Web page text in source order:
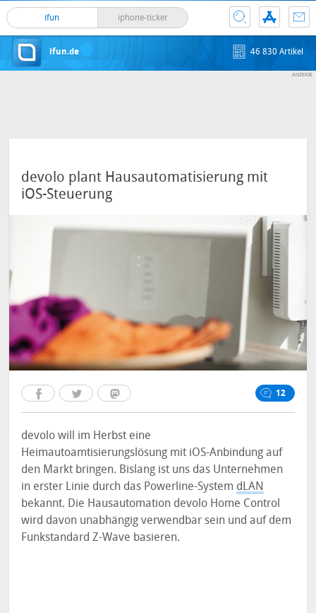
ifun iphone-ticker
ifun.de 46 830 Artikel
devolo plant Hausautomatisierung mit
iOS-Steuerung
12
devolo will im Herbst eine
Heimautoamtisierungslösung mit iOS-Anbindung auf
den Markt bringen. Bislang ist uns das Unternehmen
in erster Linie durch das Powerline-System dLAN
bekannt. Die Hausautomation devolo Home Control
wird davon unabhängig verwendbar sein und auf dem
Funkstandard Z-Wave basieren.